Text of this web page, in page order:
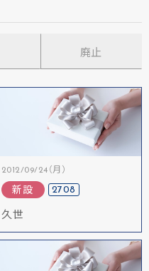
廃止
2012/09/24（月）
新設 2708
久世